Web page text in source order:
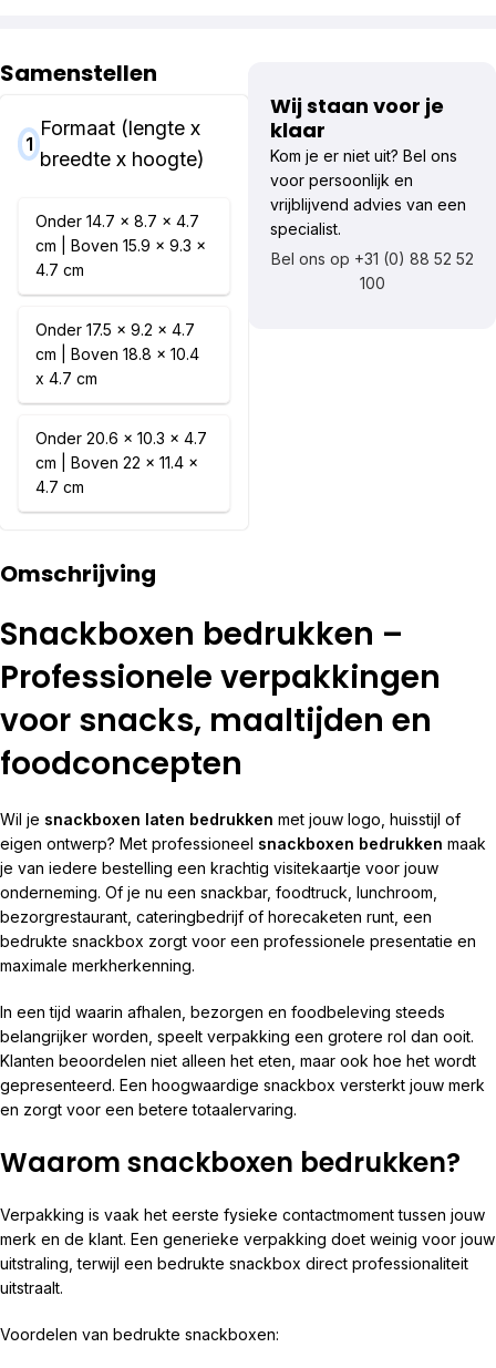
Samenstellen
1
Formaat (lengte x
breedte x hoogte)
Onder 14.7 x 8.7 x 4.7
cm | Boven 15.9 x 9.3 x
4.7 cm
Onder 17.5 x 9.2 x 4.7
cm | Boven 18.8 x 10.4
x 4.7 cm
Onder 20.6 x 10.3 x 4.7
cm | Boven 22 x 11.4 x
4.7 cm
Wij staan voor je
klaar
Kom je er niet uit? Bel ons
voor persoonlijk en
vrijblijvend advies van een
specialist.
Bel ons op +31 (0) 88 52 52
100
Omschrijving
Snackboxen bedrukken –
Professionele verpakkingen
voor snacks, maaltijden en
foodconcepten
Wil je snackboxen laten bedrukken met jouw logo, huisstijl of
eigen ontwerp? Met professioneel snackboxen bedrukken maak
je van iedere bestelling een krachtig visitekaartje voor jouw
onderneming. Of je nu een snackbar, foodtruck, lunchroom,
bezorgrestaurant, cateringbedrijf of horecaketen runt, een
bedrukte snackbox zorgt voor een professionele presentatie en
maximale merkherkenning.
In een tijd waarin afhalen, bezorgen en foodbeleving steeds
belangrijker worden, speelt verpakking een grotere rol dan ooit.
Klanten beoordelen niet alleen het eten, maar ook hoe het wordt
gepresenteerd. Een hoogwaardige snackbox versterkt jouw merk
en zorgt voor een betere totaalervaring.
Waarom snackboxen bedrukken?
Verpakking is vaak het eerste fysieke contactmoment tussen jouw
merk en de klant. Een generieke verpakking doet weinig voor jouw
uitstraling, terwijl een bedrukte snackbox direct professionaliteit
uitstraalt.
Voordelen van bedrukte snackboxen: